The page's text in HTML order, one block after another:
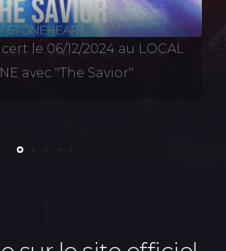
le 06/12/2024 au LOCAL
avec "The Savior"